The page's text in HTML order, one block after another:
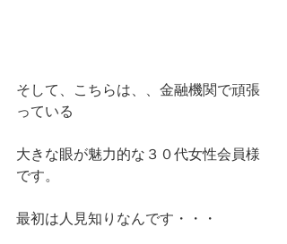
そして、こちらは、、金融機関で頑張
っている
大きな眼が魅力的な３０代女性会員様
です。
最初は人見知りなんです・・・